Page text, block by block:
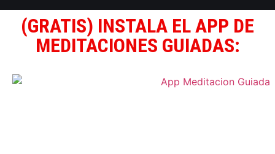
(GRATIS) INSTALA EL APP DE
MEDITACIONES GUIADAS: